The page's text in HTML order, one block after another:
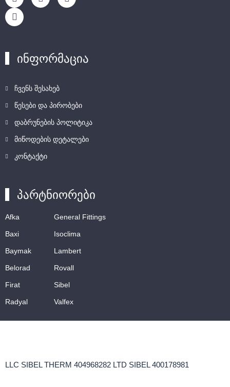
ინფორმაცია
ჩვენს შესახებ
წესები და პირობები
დაბრუნების პოლიტიკა
მიწოდების დეტალები
კონტაქტი
პარტნიორები
Afka
Baxi
Baymak
Belorad
Firat
Radyal
General Fittings
Isoclima
Lambert
Rovall
Sibel
Valfex
LLC SIBEL THERM 404968282 LTD SIBEL 400178981